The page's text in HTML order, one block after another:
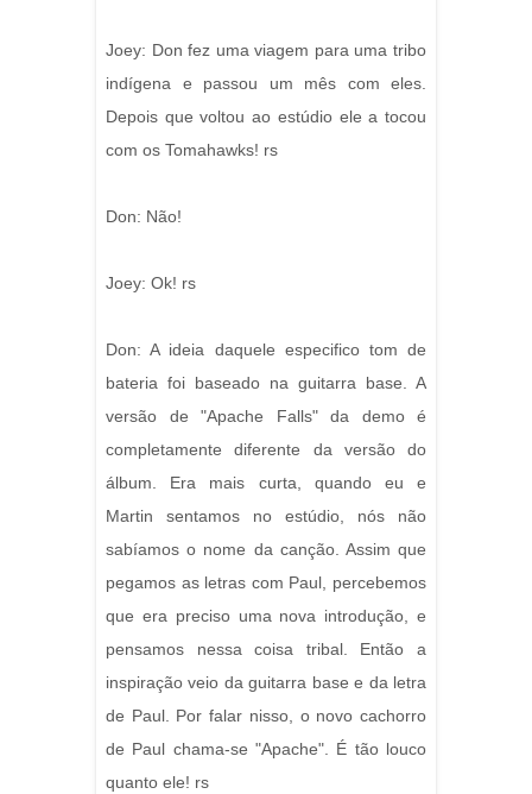
Joey: Don fez uma viagem para uma tribo
indígena e passou um mês com eles.
Depois que voltou ao estúdio ele a tocou
com os Tomahawks! rs
Don: Não!
Joey: Ok! rs
Don: A ideia daquele especifico tom de
bateria foi baseado na guitarra base. A
versão de "Apache Falls" da demo é
completamente diferente da versão do
álbum. Era mais curta, quando eu e
Martin sentamos no estúdio, nós não
sabíamos o nome da canção. Assim que
pegamos as letras com Paul, percebemos
que era preciso uma nova introdução, e
pensamos nessa coisa tribal. Então a
inspiração veio da guitarra base e da letra
de Paul. Por falar nisso, o novo cachorro
de Paul chama-se "Apache". É tão louco
quanto ele! rs